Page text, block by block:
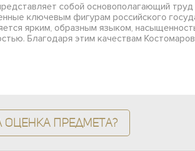
собой основополагающий труд
ключевым фигурам российского
ярким, образным языком,
Благодаря этим качествам
оценка предмета?